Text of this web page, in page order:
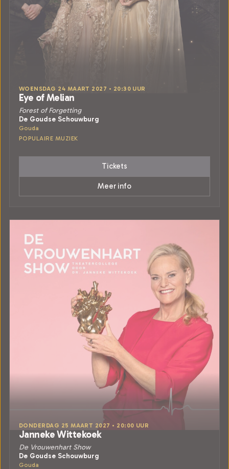
WOENSDAG 24 MAART 2027 • 20:30 UUR
Eye of Melian
Forest of Forgetting
De Goudse Schouwburg
Gouda
POPULAIRE MUZIEK
Tickets
Meer info
DONDERDAG 25 MAART 2027 • 20:00 UUR
Janneke Wittekoek
De Vrouwenhart Show
De Goudse Schouwburg
Gouda